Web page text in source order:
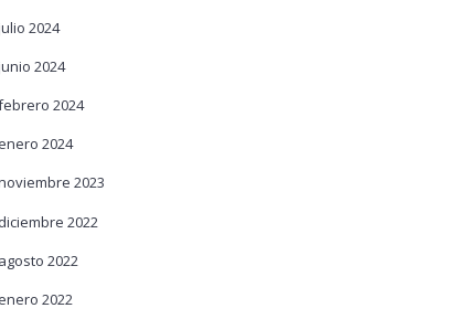
2024
2024
2024
2024
2023
diciembre 2022
agosto 2022
2022